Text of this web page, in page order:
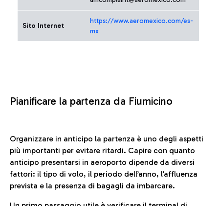
Sito Internet
https://www.aeromexico.com/es-
mx
Pianificare la partenza da Fiumicino
Organizzare in anticipo la partenza è uno degli aspetti
più importanti per evitare ritardi. Capire con quanto
anticipo presentarsi in aeroporto dipende da diversi
fattori: il tipo di volo, il periodo dell’anno, l’affluenza
prevista e la presenza di bagagli da imbarcare.